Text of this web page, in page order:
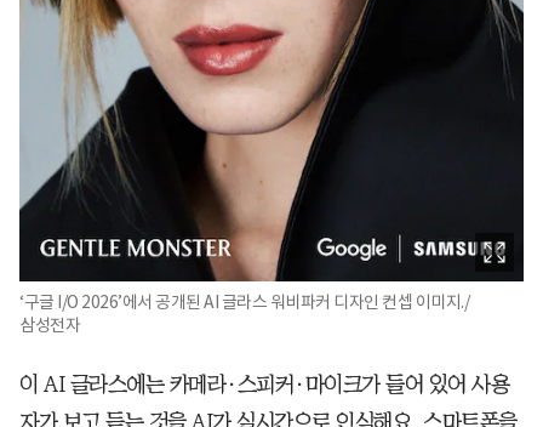
‘구글 I/O 2026’에서 공개된 AI 글라스 워비파커 디자인 컨셉 이미지./
삼성전자
이 AI 글라스에는 카메라·스피커·마이크가 들어 있어 사용
자가 보고 듣는 것을 AI가 실시간으로 인식해요. 스마트폰을